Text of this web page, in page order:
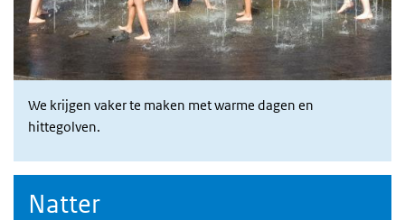
We krijgen vaker te maken met warme dagen en
hittegolven.
Natter